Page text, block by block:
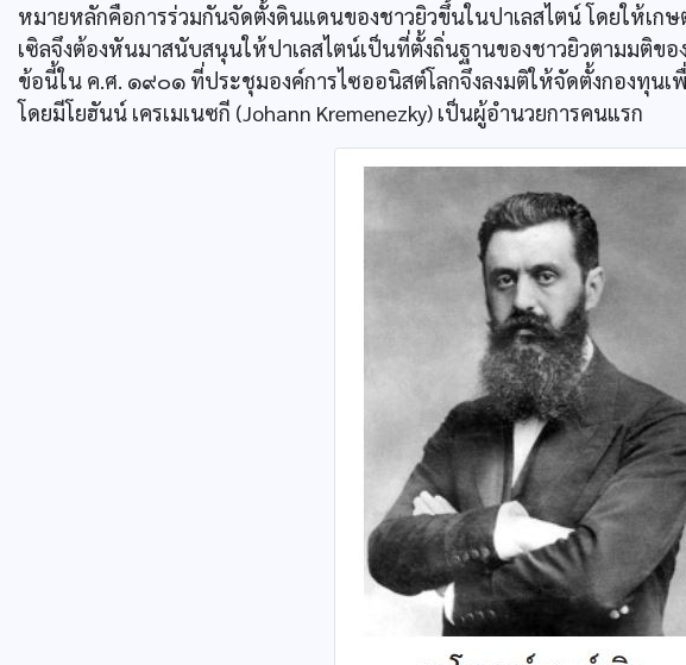
หมายหลักคือการร่วมกันจัดตั้งดินแดนของชาวยิวขึ้นในปาเลสไตน์ โดยให้เก
เซิลจึงต้องหันมาสนับสนุนให้ปาเลสไตน์เป็นที่ตั้งถิ่นฐานของชาวยิวตามมติข
ข้อนี้ใน ค.ศ. ๑๙๐๑ ที่ประชุมองค์การไซออนิสต์โลกจึงลงมติให้จัดตั้งกองทุนเ
โดยมีโยฮันน์ เครเมเนซกี (Johann Kremenezky) เป็นผู้อำนวยการคนแรก